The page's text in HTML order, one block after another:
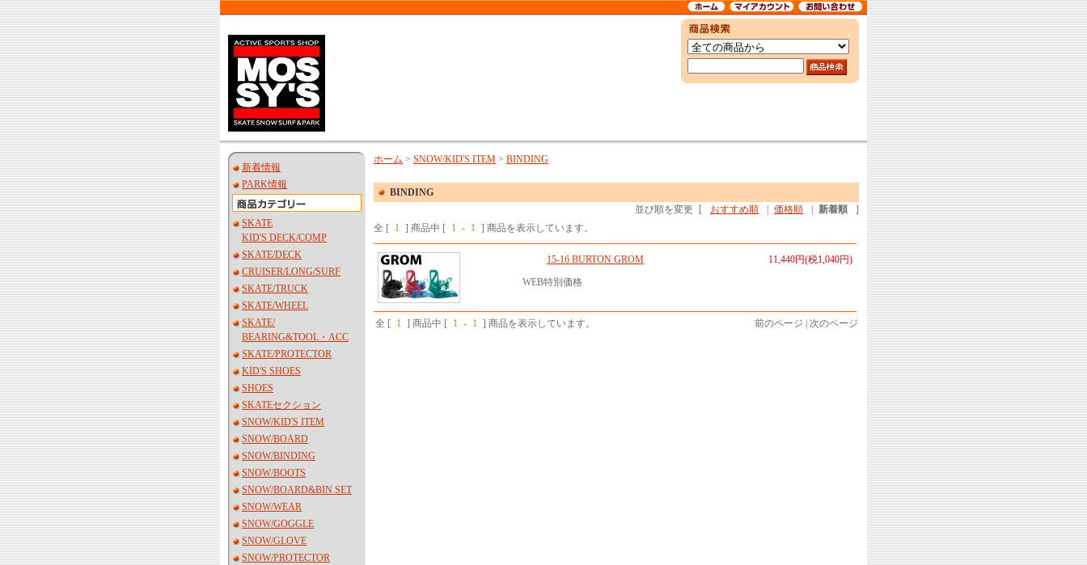
新着情報
PARK情報
SKATE
KID'S DECK/COMP
SKATE/DECK
CRUISER/LONG/SURF
SKATE/TRUCK
SKATE/WHEEL
SKATE/
BEARING&TOOL・ACC
SKATE/PROTECTOR
KID'S SHOES
SHOES
SKATEセクション
SNOW/KID'S ITEM
SNOW/BOARD
SNOW/BINDING
SNOW/BOOTS
SNOW/BOARD&BIN SET
SNOW/WEAR
SNOW/GOGGLE
SNOW/GLOVE
SNOW/PROTECTOR
ホーム > SNOW/KID'S ITEM > BINDING
BINDING
並び順を変更
[ おすすめ順 価格順 新着順
]
全 [ 1 ] 商品中 [ 1 - 1 ] 商品を表示しています。
11,440円(税1,040円)
15-16 BURTON GROM
WEB特別価格
全 [ 1 ] 商品中 [ 1 - 1 ] 商品を表示しています。 前のページ | 次のページ